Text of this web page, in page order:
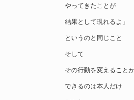
やってきたことが
結果として現れるよ」
というのと同じこと
そして
その行動を変えること
できるのは本人だけ